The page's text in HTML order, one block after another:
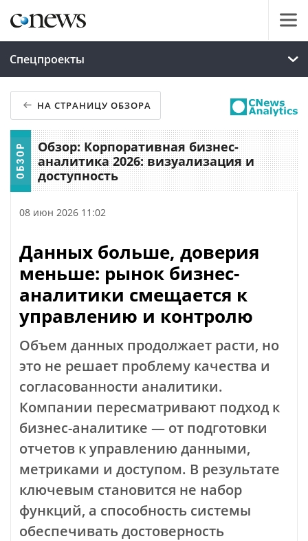
Спецпроекты
НА СТРАНИЦУ ОБЗОРА
Обзор: Корпоративная бизнес-
аналитика 2026: визуализация и
доступность
08 июн 2026 11:02
Данных больше, доверия
меньше: рынок бизнес-
аналитики смещается к
управлению и контролю
Объем данных продолжает расти, но
это не решает проблему качества и
согласованности аналитики.
Компании пересматривают подход к
бизнес-аналитике — от подготовки
отчетов к управлению данными,
метриками и доступом. В результате
ключевым становится не набор
функций, а способность системы
обеспечивать достоверность